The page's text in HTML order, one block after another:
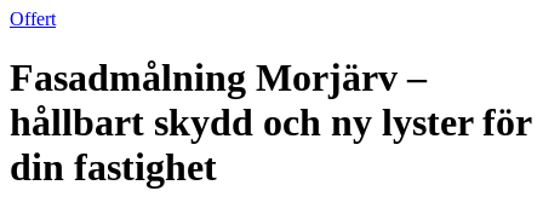
Offert
Fasadmålning Morjärv –
hållbart skydd och ny lyster för
din fastighet